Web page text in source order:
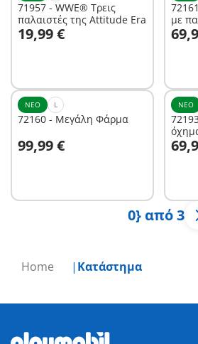
Home Κατάστημα
71957 - WWE® Τρεις
παλαιστές της Attitude Era
19,99 €
Στο καλάθι
με
ΝΈΟ L
72160 - Μεγάλη Φάρμα
99,99 €
ΝΈΟ
0} από 3